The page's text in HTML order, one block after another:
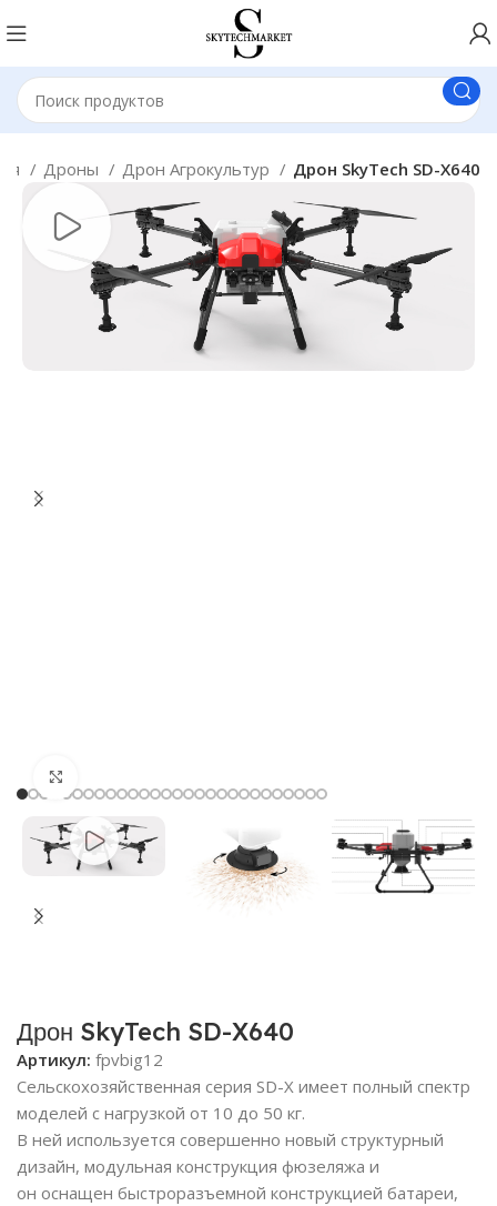
Дроны Дрон Агрокультур Дрон SkyTech SD-X640
Дрон SkyTech SD-X640
Артикул:fpvbig12
Сельскохозяйственная серия SD-X имеет полный спектр
моделей с нагрузкой от 10 до 50 кг.
В ней используется совершенно новый структурный
дизайн, модульная конструкция фюзеляжа и
он оснащен быстроразъемной конструкцией батареи,